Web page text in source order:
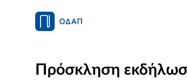
Πρόσκληση